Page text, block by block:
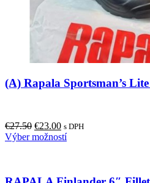
(A) Rapala Sportsman’s
€27.50 Original
price
€23.00Current
price
s DPH
Výber možnostíThis
variants.